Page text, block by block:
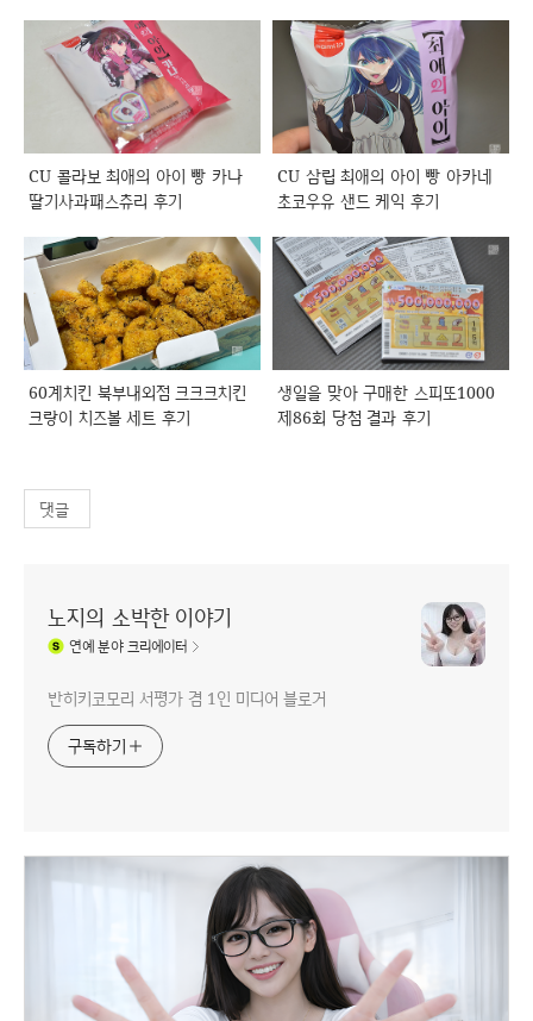
CU 콜라보 최애의 아이 빵 카나
딸기사과패스츄리 후기
CU 삼립 최애의 아이 빵 아카네
초코우유 샌드 케익 후기
60계치킨 북부내외점 크크크치킨
크랑이 치즈볼 세트 후기
생일을 맞아 구매한 스피또1000
제86회 당첨 결과 후기
댓글
노지의 소박한 이야기
연예분야 크리에이터
반히키코모리 서평가 겸 1인 미디어 블로거
구독하기